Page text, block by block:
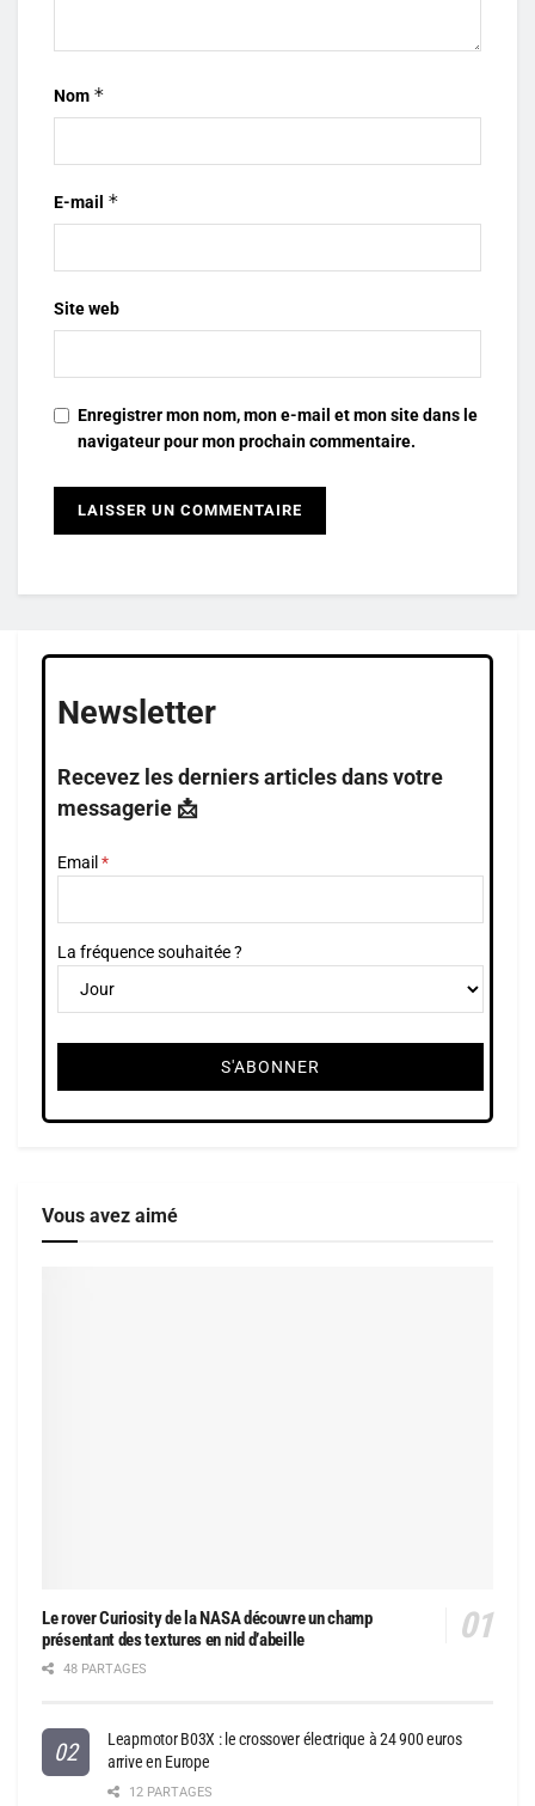
Nom *
E-mail *
Site web
Enregistrer mon nom, mon e-mail et mon site dans le
navigateur pour mon prochain commentaire.
Newsletter
Recevez les derniers articles dans votre
messagerie 📩
Email
La fréquence souhaitée ?
Vous avez aimé
Le rover Curiosity de la NASA découvre un champ
présentant des textures en nid d’abeille
48 PARTAGES
Leapmotor B03X : le crossover électrique à 24 900 euros
arrive en Europe
12 PARTAGES